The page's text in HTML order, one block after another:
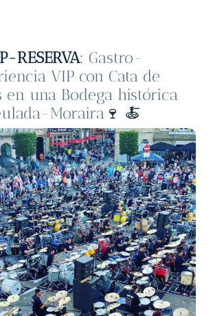
RESERVA: Gastro-
VIP con Cata de
en una Bodega histórica
Moraira 🍷 🍝